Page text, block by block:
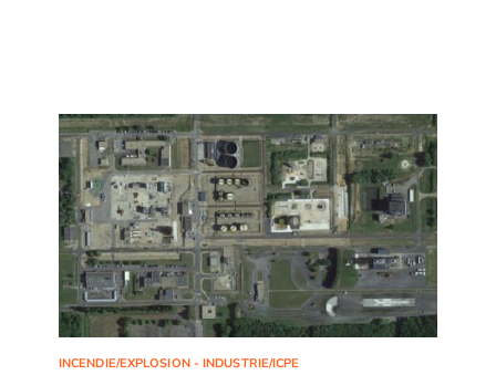
INCENDIE/EXPLOSION - INDUSTRIE/ICPE